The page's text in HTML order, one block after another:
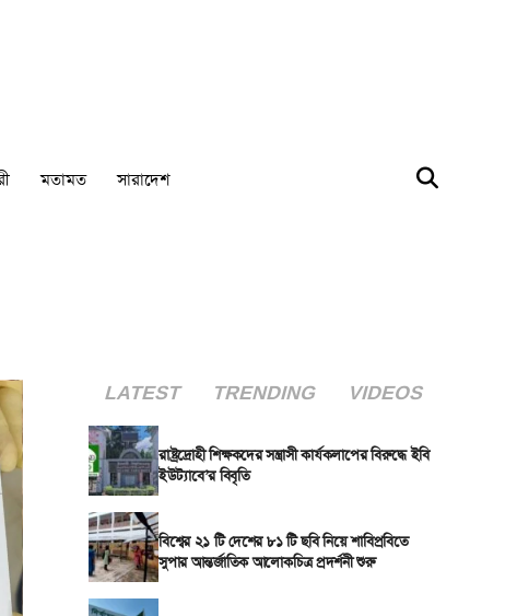
মতামত সারাদেশ
LATEST TRENDING VIDEOS
রাষ্ট্রদ্রোহী শিক্ষকদের সন্ত্রাসী কার্যকলাপের বিরুদ্ধে ইবি
ইউট্যাবে’র বিবৃতি
বিশ্বের ২১ টি দেশের ৮১ টি ছবি নিয়ে শাবিপ্রবিতে
সুপার আন্তর্জাতিক আলোকচিত্র প্রদর্শনী শুরু